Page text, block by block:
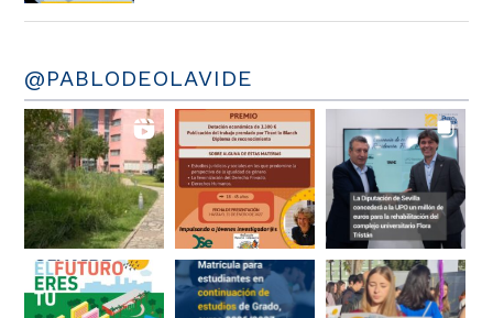
@PABLODEOLAVIDE